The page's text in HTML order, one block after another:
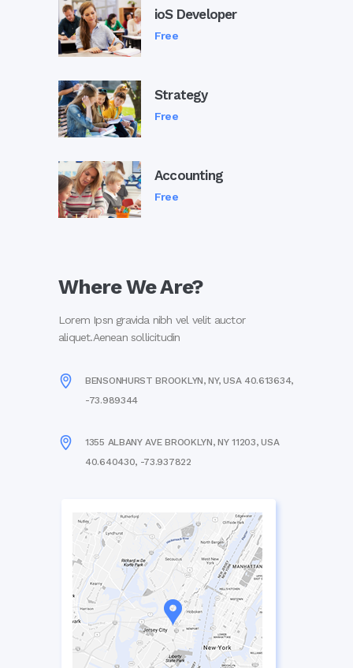
ioS Developer
Free
Strategy
Free
Accounting
Free
Where We Are?
Lorem Ipsn gravida nibh vel velit auctor
aliquet.Aenean sollicitudin
BENSONHURST BROOKLYN, NY, USA 40.613634,
-73.989344
1355 ALBANY AVE BROOKLYN, NY 11203, USA
40.640430, -73.937822